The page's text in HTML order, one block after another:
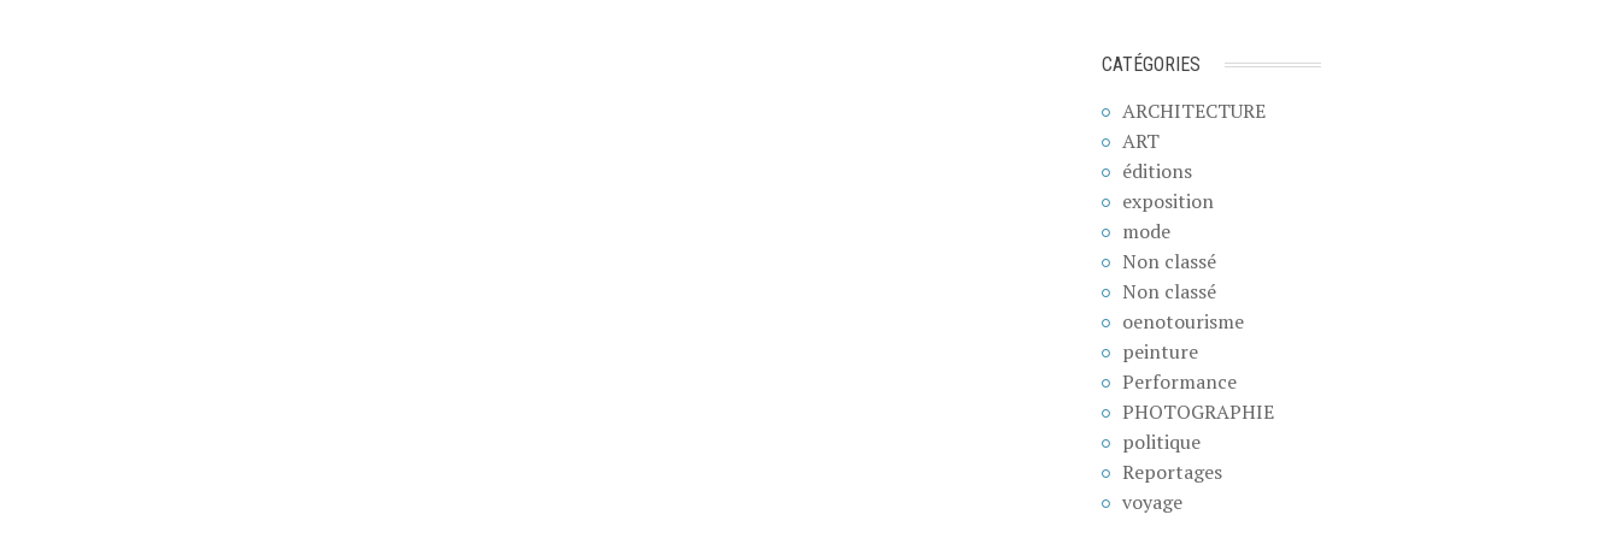
CATÉGORIES
ARCHITECTURE
ART
éditions
exposition
mode
Non classé
Non classé
oenotourisme
peinture
Performance
PHOTOGRAPHIE
politique
Reportages
voyage